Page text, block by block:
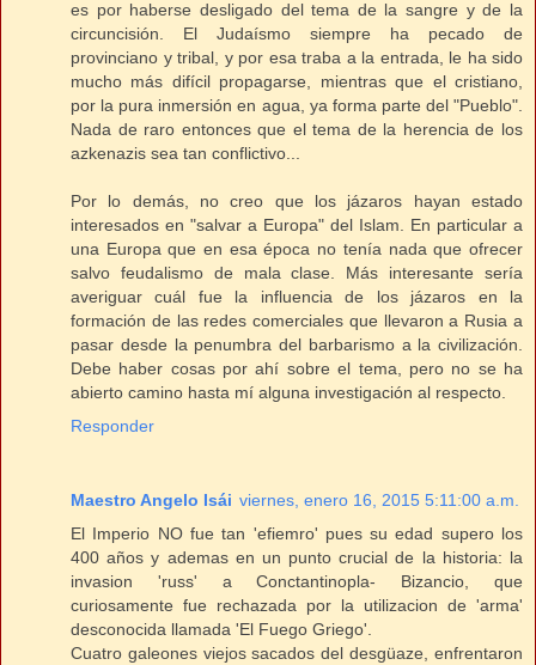
es por haberse desligado del tema de la sangre y de la
circuncisión. El Judaísmo siempre ha pecado de
provinciano y tribal, y por esa traba a la entrada, le ha sido
mucho más difícil propagarse, mientras que el cristiano,
por la pura inmersión en agua, ya forma parte del "Pueblo".
Nada de raro entonces que el tema de la herencia de los
azkenazis sea tan conflictivo...
Por lo demás, no creo que los jázaros hayan estado
interesados en "salvar a Europa" del Islam. En particular a
una Europa que en esa época no tenía nada que ofrecer
salvo feudalismo de mala clase. Más interesante sería
averiguar cuál fue la influencia de los jázaros en la
formación de las redes comerciales que llevaron a Rusia a
pasar desde la penumbra del barbarismo a la civilización.
Debe haber cosas por ahí sobre el tema, pero no se ha
abierto camino hasta mí alguna investigación al respecto.
Responder
Maestro Angelo Isái viernes, enero 16, 2015 5:11:00 a.m.
El Imperio NO fue tan 'efiemro' pues su edad supero los
400 años y ademas en un punto crucial de la historia: la
invasion 'russ' a Conctantinopla- Bizancio, que
curiosamente fue rechazada por la utilizacion de 'arma'
desconocida llamada 'El Fuego Griego'.
Cuatro galeones viejos sacados del desgüaze, enfrentaron